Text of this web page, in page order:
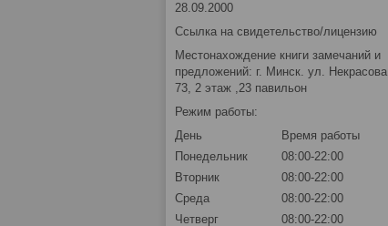
28.09.2000
Ссылка на свидетельство/лицензию
Местонахождение книги замечаний и
предложений: г. Минск. ул. Некрасова
73, 2 этаж ,23 павильон
Режим работы:
День
Время работы
Понедельник
08:00-22:00
Вторник
08:00-22:00
Среда
08:00-22:00
Четверг
08:00-22:00